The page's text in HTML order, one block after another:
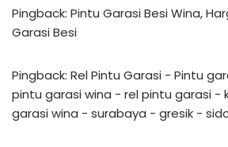
Pingback: Pintu Garasi Besi Wina,
Garasi Besi
Pingback: Rel Pintu Garasi - Pintu
pintu garasi wina - rel pintu garasi -
garasi wina - surabaya - gresik -